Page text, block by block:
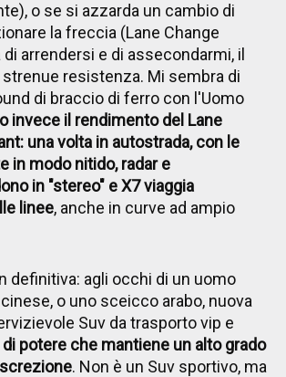
o se si azzarda un cambio di
la freccia (Lane Change
arrendersi e di assecondarmi, il
resistenza. Mi sembra di
di braccio di ferro con l'Uomo
invece il rendimento del Lane
una volta in autostrada, con le
in modo nitido, radar e
in "stereo" e X7 viaggia
linee, anche in curve ad ampio
definitiva: agli occhi di un uomo
o uno sceicco arabo, nuova
Suv da trasporto vip e
potere che mantiene un alto grado
. Non è un Suv sportivo, ma